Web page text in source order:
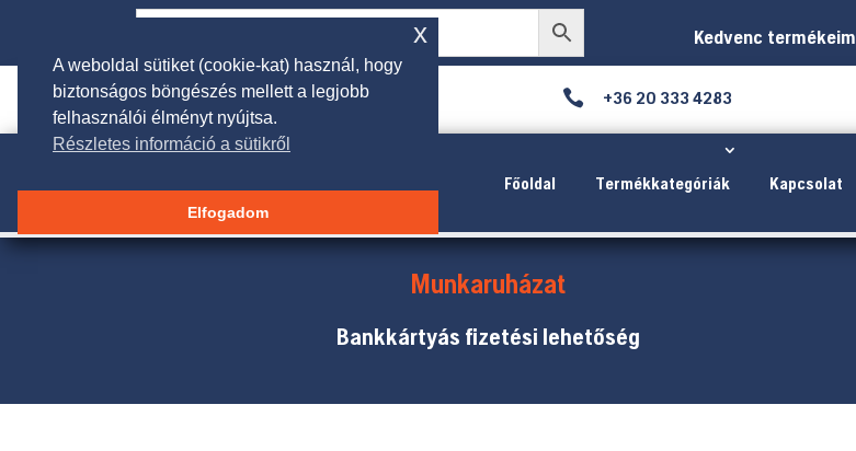
Kedvenc termékeim
 rendeles@galgakertigep.hu  +36 20 333 4283
Főoldal Termékkategóriák Kapcsolat
Munkaruházat
Bankkártyás fizetési lehetőség
A weboldal sütiket (cookie-kat) használ, hogy
biztonságos böngészés mellett a legjobb
felhasználói élményt nyújtsa.
Részletes információ a sütikről
Elfogadom
x